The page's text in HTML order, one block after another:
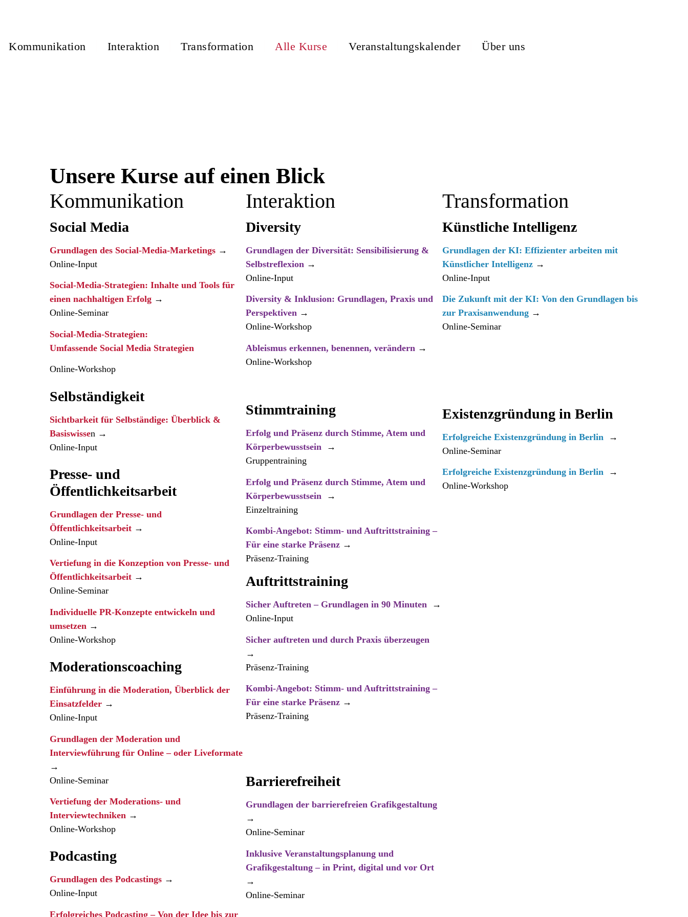
Kommunikation Interaktion Transformation Alle Kurse Veranstaltungskalender Über uns
Unsere Kurse auf einen Blick
Kommunikation
Social Media
Grundlagen des Social-Media-Marketings →
Online-Input
Social-Media-Strategien: Inhalte und Tools für
einen nachhaltigen Erfolg →
Online-Seminar
Social-Media-Strategien:
Umfassende Social Media Strategien ​
Online-Workshop
Selbständigkeit
Sichtbarkeit für Selbständige: Überblick &
Basiswissen →
Online-Input
Presse- und
Öffentlichkeitsarbeit
Grundlagen der Presse- und
Öffentlichkeitsarbeit →
Online-Input
Vertiefung in die Konzeption von Presse- und
Öffentlichkeitsarbeit →
Online-Seminar
Individuelle PR-Konzepte entwickeln und
umsetzen →
Online-Workshop
Moderationscoaching
Einführung in die Moderation, Überblick der
Einsatzfelder →
Online-Input
Grundlagen der Moderation und
Interviewführung für Online – oder Liveformate
→
Online-Seminar
Vertiefung der Moderations- und
Interviewtechniken →
Online-Workshop
Podcasting
Grundlagen des Podcastings →
Online-Input
Erfolgreiches Podcasting – Von der Idee bis zur
Interaktion
Diversity
Grundlagen der Diversität: Sensibilisierung &
Selbstreflexion →
Online-Input
Diversity & Inklusion: Grundlagen, Praxis und
Perspektiven →
Online-Workshop
Ableismus erkennen, benennen, verändern →
Online-Workshop
Stimmtraining
Erfolg und Präsenz durch Stimme, Atem und
Körperbewusstsein
→
Gruppentraining
Erfolg und Präsenz durch Stimme, Atem und
Körperbewusstsein
→
Einzeltraining
Kombi-Angebot: Stimm- und Auftrittstraining –
Für eine starke Präsenz →
Präsenz-Training
Auftrittstraining
Sicher Auftreten – Grundlagen in 90 Minuten
→
Online-Input
Sicher auftreten und durch Praxis überzeugen
→
Präsenz-Training
Kombi-Angebot: Stimm- und Auftrittstraining –
Für eine starke Präsenz →
Präsenz-Training
Barrierefreiheit
Grundlagen der barrierefreien Grafikgestaltung
→
Online-Seminar
Inklusive Veranstaltungsplanung und
Grafikgestaltung – in Print, digital und vor Ort
→
Online-Seminar
Transformation
Künstliche Intelligenz
Grundlagen der KI: Effizienter arbeiten mit
Künstlicher Intelligenz→
Online-Input
Die Zukunft mit der KI: Von den Grundlagen bis
zur Praxisanwendung →
Online-Seminar
Existenzgründung in Berlin
Erfolgreiche Existenzgründung ­in Berlin
→
Online-Seminar
Erfolgreiche Existenzgründung in Berlin→
Online-Workshop